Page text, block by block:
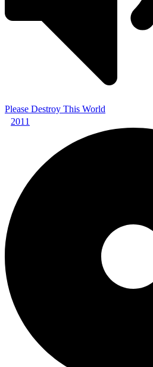
Please Destroy This World
2011